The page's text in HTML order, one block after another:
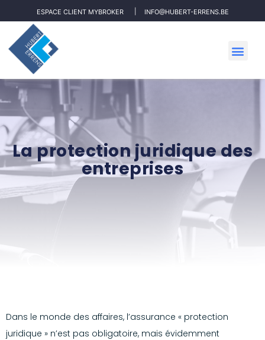
ESPACE CLIENT MYBROKER INFO@HUBERT-ERRENS.BE
La protection juridique des
entreprises
Dans le monde des affaires, l’assurance « protection
juridique » n’est pas obligatoire, mais évidemment